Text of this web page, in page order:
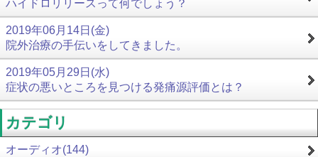
ハイドロリリースって何でしょう？
2019年06月14日(金)
院外治療の手伝いをしてきました。
2019年05月29日(水)
症状の悪いところを見つける発痛源評価とは？
カテゴリ
オーディオ(144)